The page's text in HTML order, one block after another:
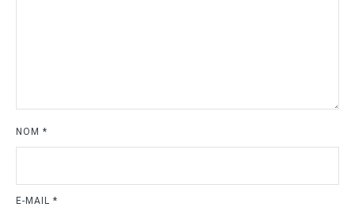
NOM *
E-MAIL *